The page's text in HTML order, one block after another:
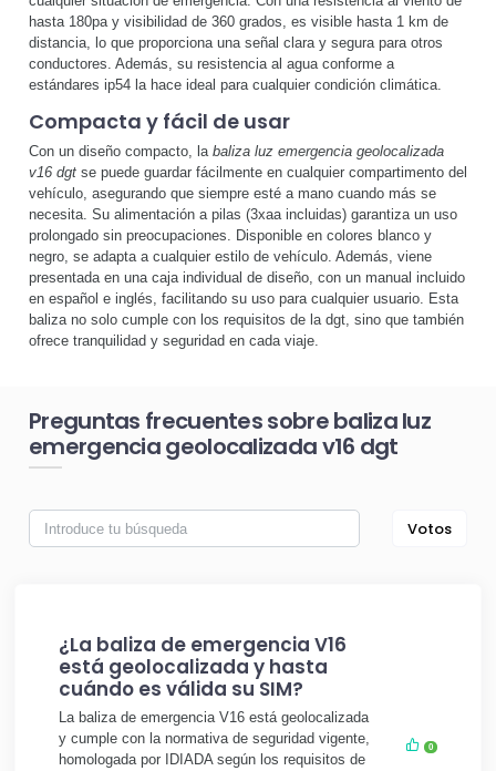
hasta 180pa y visibilidad de 360 grados, es visible hasta 1 km de
distancia, lo que proporciona una señal clara y segura para otros
conductores. Además, su resistencia al agua conforme a
estándares ip54 la hace ideal para cualquier condición climática.
Compacta y fácil de usar
Con un diseño compacto, la baliza luz emergencia geolocalizada
v16 dgt se puede guardar fácilmente en cualquier compartimento del
vehículo, asegurando que siempre esté a mano cuando más se
necesita. Su alimentación a pilas (3xaa incluidas) garantiza un uso
prolongado sin preocupaciones. Disponible en colores blanco y
negro, se adapta a cualquier estilo de vehículo. Además, viene
presentada en una caja individual de diseño, con un manual incluido
en español e inglés, facilitando su uso para cualquier usuario. Esta
baliza no solo cumple con los requisitos de la dgt, sino que también
ofrece tranquilidad y seguridad en cada viaje.
Preguntas frecuentes sobre baliza luz
emergencia geolocalizada v16 dgt
Votos
¿La baliza de emergencia V16
está geolocalizada y hasta
cuándo es válida su SIM?
La baliza de emergencia V16 está geolocalizada
y cumple con la normativa de seguridad vigente,
homologada por IDIADA según los requisitos de
0